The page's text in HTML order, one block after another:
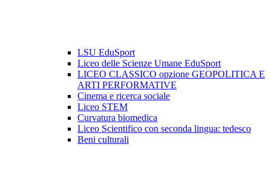
LSU EduSport
Liceo delle Scienze Umane EduSport
LICEO CLASSICO opzione GEOPOLITICA E
ARTI PERFORMATIVE
Cinema e ricerca sociale
Liceo STEM
Curvatura biomedica
Liceo Scientifico con seconda lingua: tedesco
Beni culturali